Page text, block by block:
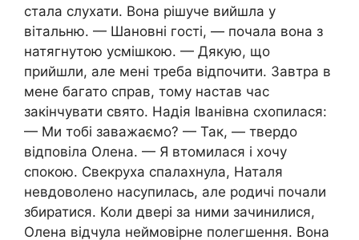
стала слухати. Вона рішуче вийшла у
вітальню. — Шановні гості, — почала вона з
натягнутою усмішкою. — Дякую, що
прийшли, але мені треба відпочити. Завтра в
мене багато справ, тому настав час
закінчувати свято. Надія Іванівна схопилася:
— Ми тобі заважаємо? — Так, — твердо
відповіла Олена. — Я втомилася і хочу
спокою. Свекруха спалахнула, Наталя
невдоволено насупилась, але родичі почали
збиратися. Коли двері за ними зачинилися,
Олена відчула неймовірне полегшення. Вона